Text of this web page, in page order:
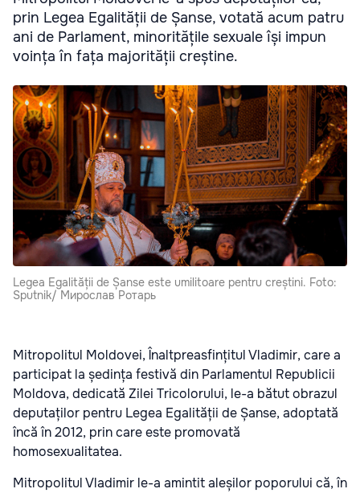
prin Legea Egalității de Șanse, votată acum patru
ani de Parlament, minoritățile sexuale își impun
voința în fața majorității creștine.
Legea Egalității de Șanse este umilitoare pentru creștini. Foto:
Sputnik/ Мирослав Ротарь
Mitropolitul Moldovei, Înaltpreasfințitul Vladimir, care a
participat la ședința festivă din Parlamentul Republicii
Moldova, dedicată Zilei Tricolorului, le-a bătut obrazul
deputaților pentru Legea Egalității de Șanse, adoptată
încă în 2012, prin care este promovată
homosexualitatea.
Mitropolitul Vladimir le-a amintit aleșilor poporului că, în